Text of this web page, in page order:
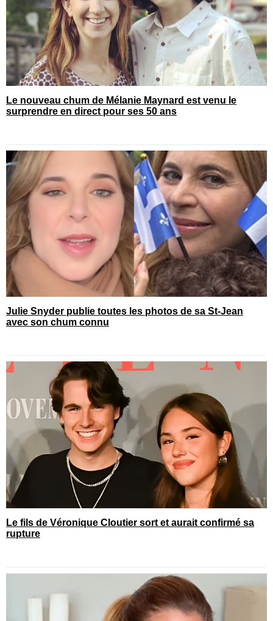
Le nouveau chum de Mélanie Maynard est venu le
surprendre en direct pour ses 50 ans
Julie Snyder publie toutes les photos de sa St-Jean
avec son chum connu
Le fils de Véronique Cloutier sort et aurait confirmé sa
rupture